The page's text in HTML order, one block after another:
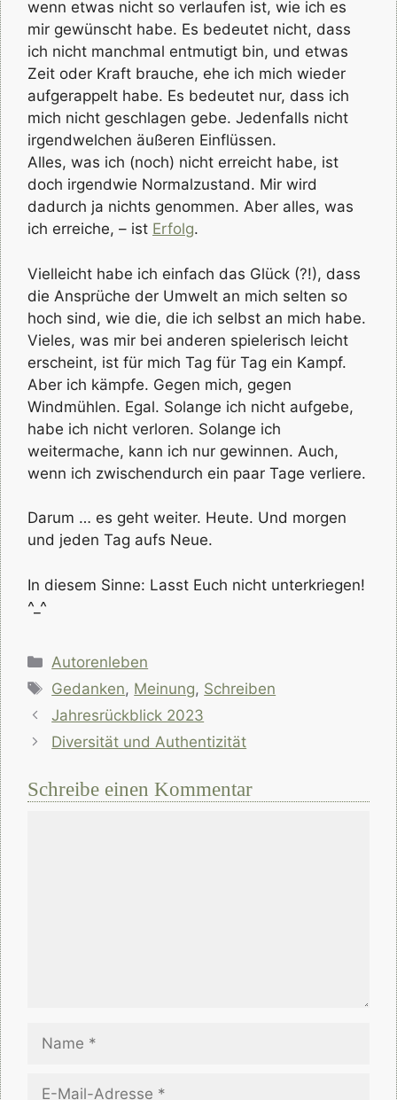
wenn etwas nicht so verlaufen ist, wie ich es
mir gewünscht habe. Es bedeutet nicht, dass
ich nicht manchmal entmutigt bin, und etwas
Zeit oder Kraft brauche, ehe ich mich wieder
aufgerappelt habe. Es bedeutet nur, dass ich
mich nicht geschlagen gebe. Jedenfalls nicht
irgendwelchen äußeren Einflüssen.
Alles, was ich (noch) nicht erreicht habe, ist
doch irgendwie Normalzustand. Mir wird
dadurch ja nichts genommen. Aber alles, was
ich erreiche, – ist Erfolg.
Vielleicht habe ich einfach das Glück (?!), dass
die Ansprüche der Umwelt an mich selten so
hoch sind, wie die, die ich selbst an mich habe.
Vieles, was mir bei anderen spielerisch leicht
erscheint, ist für mich Tag für Tag ein Kampf.
Aber ich kämpfe. Gegen mich, gegen
Windmühlen. Egal. Solange ich nicht aufgebe,
habe ich nicht verloren. Solange ich
weitermache, kann ich nur gewinnen. Auch,
wenn ich zwischendurch ein paar Tage verliere.
Darum … es geht weiter. Heute. Und morgen
und jeden Tag aufs Neue.
In diesem Sinne: Lasst Euch nicht unterkriegen!
^_^
Kategorien
Autorenleben
Schlagwörter
Gedanken, Meinung, Schreiben
Jahresrückblick 2023
Diversität und Authentizität
Schreibe einen Kommentar
Name